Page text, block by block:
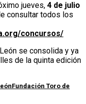
jueves, 4 de julio
consultar todos los
concursos/
se consolida y ya
de la quinta edición
Fundación Toro de